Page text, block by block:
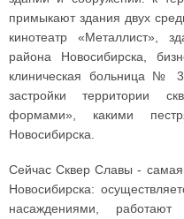
примыкают здания двух
кинотеатр «Металлист»,
района Новосибирска,
клиническая больница №
застройки территории
формами», какими
Новосибирска.
Сейчас Сквер Славы - самая
Новосибирска:
насаждениями, работают